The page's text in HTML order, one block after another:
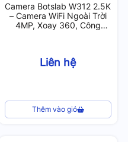
Camera Botslab W312 2.5K
– Camera WiFi Ngoài Trời
4MP, Xoay 360, Công
Liên hệ
Thêm vào giỏ